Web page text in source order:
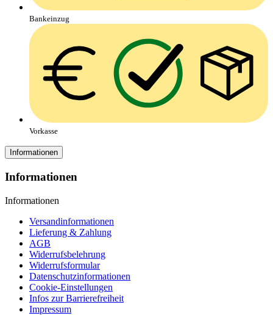
Bankeinzug
Vorkasse
Informationen
Informationen
Informationen
Versandinformationen
Lieferung & Zahlung
AGB
Widerrufsbelehrung
Widerrufsformular
Datenschutzinformationen
Cookie-Einstellungen
Infos zur Barrierefreiheit
Impressum